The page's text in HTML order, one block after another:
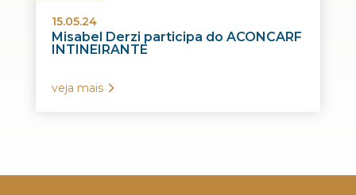
15.05.24
Misabel Derzi participa do ACONCARF
INTINEIRANTE
veja mais